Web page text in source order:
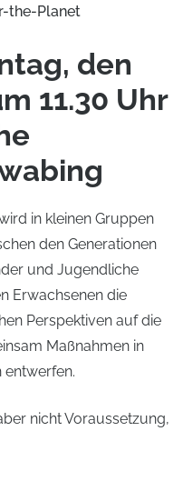
the-Planet
den
11.30 Uhr
in kleinen Gruppen
den Generationen
und Jugendliche
Erwachsenen die
Perspektiven auf die
Maßnahmen in
entwerfen.
nicht Voraussetzung,